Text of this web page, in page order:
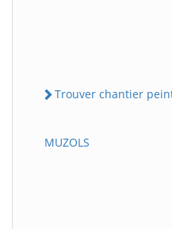
Trouver chantier
MUZOLS